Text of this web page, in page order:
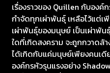
เรื่องราวของ Quillen กับองค์
กำจัดทุกเผ่าพันธุ์ เหลือไว้แต่เ
เผ่าพันธุ์ของมนุษย์ เป็นเผ่าพั
ใดที่เกิดสงคราม จะถูกกวาดล้
ได้เกิดกับแค่มนุษย์เพียงคนเดี
องค์กรหัวรุนแรงอย่าง